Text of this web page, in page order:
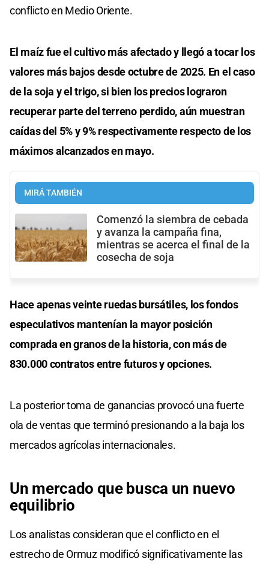
conflicto en Medio Oriente.
El maíz fue el cultivo más afectado y llegó a tocar los
valores más bajos desde octubre de 2025. En el caso
de la soja y el trigo, si bien los precios lograron
recuperar parte del terreno perdido, aún muestran
caídas del 5% y 9% respectivamente respecto de los
máximos alcanzados en mayo.
MIRÁ TAMBIÉN
Comenzó la siembra de cebada
y avanza la campaña fina,
mientras se acerca el final de la
cosecha de soja
Hace apenas veinte ruedas bursátiles, los fondos
especulativos mantenían la mayor posición
comprada en granos de la historia, con más de
830.000 contratos entre futuros y opciones.
La posterior toma de ganancias provocó una fuerte
ola de ventas que terminó presionando a la baja los
mercados agrícolas internacionales.
Un mercado que busca un nuevo
equilibrio
Los analistas consideran que el conflicto en el
estrecho de Ormuz modificó significativamente las